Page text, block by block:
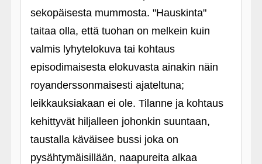
sekopäisesta mummosta. "Hauskinta"
taitaa olla, että tuohan on melkein kuin
valmis lyhytelokuva tai kohtaus
episodimaisesta elokuvasta ainakin näin
royanderssonmaisesti ajateltuna;
leikkauksiakaan ei ole. Tilanne ja kohtaus
kehittyvät hiljalleen johonkin suuntaan,
taustalla käväisee bussi joka on
pysähtymäisillään, naapureita alkaa